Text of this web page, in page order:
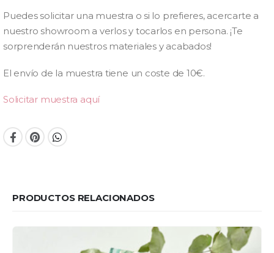
Puedes solicitar una muestra o si lo prefieres, acercarte a
nuestro showroom a verlos y tocarlos en persona. ¡Te
sorprenderán nuestros materiales y acabados!
El envío de la muestra tiene un coste de 10€.
Solicitar muestra aquí
PRODUCTOS RELACIONADOS